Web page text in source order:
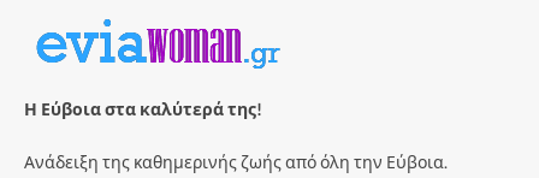
Η Εύβοια στα καλύτερά της!
Ανάδειξη της καθημερινής ζωής από όλη την Εύβοια.